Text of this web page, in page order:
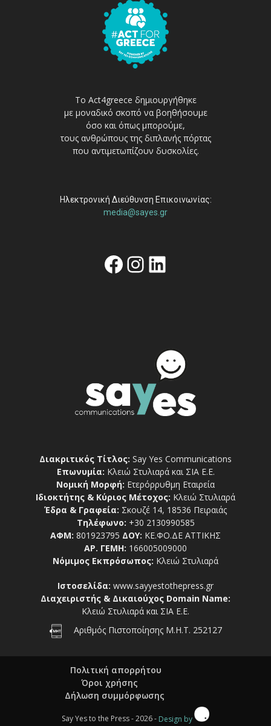
Το Act4greece δημιουργήθηκε
με μοναδικό σκοπό να βοηθήσουμε
όσο και όπως μπορούμε,
τους ανθρώπους της διπλανής πόρτας
που αντιμετωπίζουν δυσκολίες.
Ηλεκτρονική Διεύθυνση Επικοινωνίας:
media@sayes.gr
Facebook
Instagram
Linkedin
Διακριτικός Τίτλος: Say Yes Communications
Επωνυμία: Κλειώ Στυλιαρά και ΣΙΑ Ε.Ε.
Νομική Μορφή: Ετερόρρυθμη Εταιρεία
Ιδιοκτήτης & Κύριος Μέτοχος: Κλειώ Στυλιαρά
Έδρα & Γραφεία: Σκουζέ 14, 18536 Πειραιάς
Τηλέφωνο: +30 2130990585
ΑΦΜ: 801923795 ΔΟΥ: ΚΕ.ΦΟ.ΔΕ ΑΤΤΙΚΗΣ
ΑΡ. ΓΕΜΗ: 166005009000
Νόμιμος Εκπρόσωπος: Κλειώ Στυλιαρά
Ιστοσελίδα: www.sayyestothepress.gr
Διαχειριστής & Δικαιούχος Domain Name:
Κλειώ Στυλιαρά και ΣΙΑ Ε.Ε.
Αριθμός Πιστοποίησης Μ.Η.Τ. 252127
Πολιτική απορρήτου
Όροι χρήσης
Δήλωση συμμόρφωσης
Say Yes to the Press - 2026 - Design by